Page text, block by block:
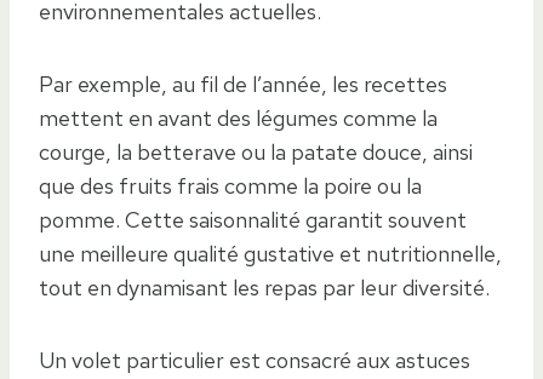
environnementales actuelles.
Par exemple, au fil de l’année, les recettes
mettent en avant des légumes comme la
courge, la betterave ou la patate douce, ainsi
que des fruits frais comme la poire ou la
pomme. Cette saisonnalité garantit souvent
une meilleure qualité gustative et nutritionnelle,
tout en dynamisant les repas par leur diversité.
Un volet particulier est consacré aux astuces